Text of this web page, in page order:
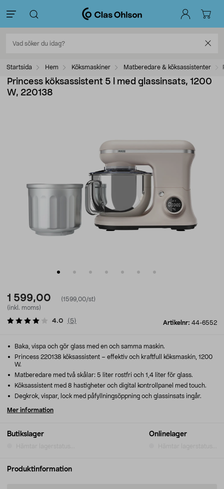
Startsida Hem Köksmaskiner Matberedare & köksassistenter
Princess köksassistent 5 l med glassinsats, 1200
W, 220138
1 599,00
(1599,00/st)
(inkl. moms)
Artikelnr: 44-6552
4.0 ( 5)
Butikslager Onlinelager
Baka, vispa och gör glass med en och samma maskin.
Princess 220138 köksassistent – effektiv och kraftfull köksmaskin, 1200
W.
Matberedare med två skålar: 5 liter rostfri och 1,4 liter för glass.
Köksassistent med 8 hastigheter och digital kontrollpanel med touch.
Degkrok, vispar, lock med påfyllningsöppning och glassinsats ingår.
Mer information
Produktinformation